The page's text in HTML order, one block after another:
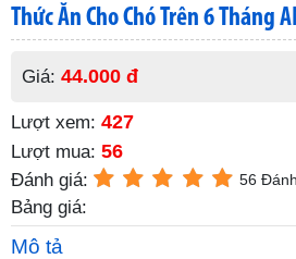
Thức Ăn Cho Chó Trên 6 Tháng
Giá: 44.000 đ
Lượt xem: 427
Lượt mua: 56
Đánh giá: 56
Bảng giá:
Mô tả